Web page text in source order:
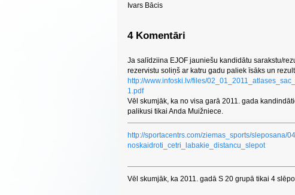
Ivars Bācis
4 Komentāri
Ja salīdziina EJOF jauniešu kandidātu sarakstu/
rezervistu soliņš ar katru gadu paliek īsāks un
http://www.infoski.lv/files/
1.pdf
Vēl skumjāk, ka no visa garā 2011. gada
palikusi tikai Anda Muižniece.
http://sportacentrs.com/ziemas_sports/sleposana/
noskaidroti_cetri_labakie_distancu_slepot
Vēl skumjāk, ka 2011. gadā S 20 grupā tikai 4